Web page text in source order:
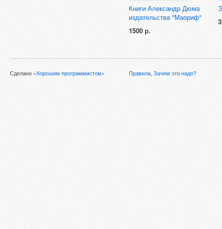
Книги Александр Дюма
издательства "Маориф"
1500 р.
Сделано «Хорошим программистом» Правила, Зачем это надо?